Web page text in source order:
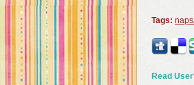
Tags:
Read